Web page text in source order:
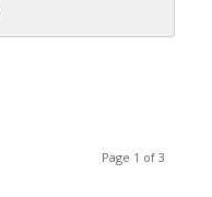
Page 1 of 3